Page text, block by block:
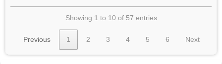
Showing 1 to 10 of 57 entries
Previous 1 2 3 4 5 6 Next